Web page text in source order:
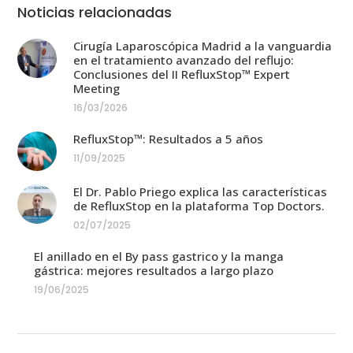
Noticias relacionadas
Cirugía Laparoscópica Madrid a la vanguardia
en el tratamiento avanzado del reflujo:
Conclusiones del II RefluxStop™ Expert
Meeting
16/03/2026
RefluxStop™: Resultados a 5 años
11/09/2025
El Dr. Pablo Priego explica las características
de RefluxStop en la plataforma Top Doctors.
02/07/2025
El anillado en el By pass gastrico y la manga
gástrica: mejores resultados a largo plazo
19/06/2025